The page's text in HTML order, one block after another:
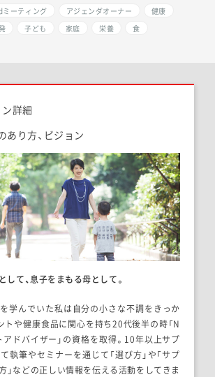
ミーティング アジェンダオーナー
健康
子ども 家庭 栄養 食
詳細
あり方、ビジョン
して、息子をまもる母として。
学んでいた私は自分の小さな不調をきっか
トや健康食品に関心を持ち20代後半の時「N
アドバイザー」の資格を取得。10年以上サプ
執筆やセミナーを通じて「選び方」や「サプ
」などの正しい情報を伝える活動をしてきま